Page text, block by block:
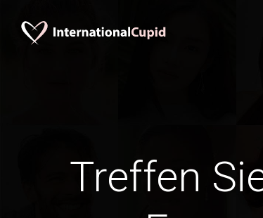
Treffen